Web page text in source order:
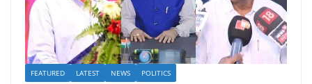
FEATURED LATEST NEWS POLITICS